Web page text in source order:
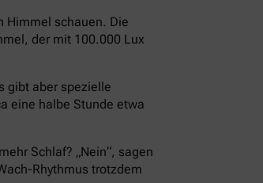
Himmel schauen. Die
der mit 100.000 Lux
gibt aber spezielle
eine halbe Stunde etwa
Schlaf? „Nein“, sagen
Rhythmus trotzdem